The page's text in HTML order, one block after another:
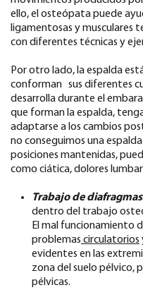
ello, el osteópata puede
ligamentosas y musculares
con diferentes técnicas y
Por otro lado, la espalda
conforman sus diferentes
desarrolla durante el
que forman la espalda,
adaptarse a los cambios
no conseguimos una
posiciones mantenidas,
como ciática, dolores
Trabajo de diafragmas
dentro del trabajo
El mal funcionamiento
problemas circulatorios
evidentes en las
zona del suelo pélvico,
pélvicas.